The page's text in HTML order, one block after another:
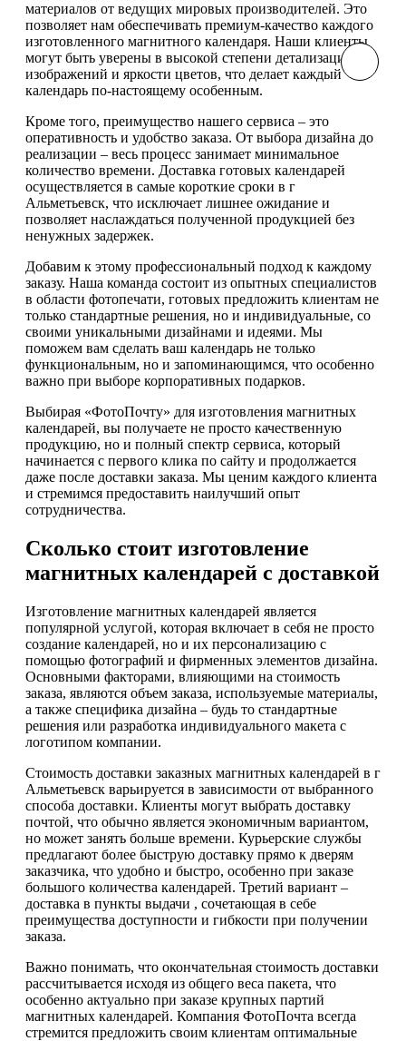
материалов от ведущих мировых производителей. Это
позволяет нам обеспечивать премиум-качество каждого
изготовленного магнитного календаря. Наши клиенты
могут быть уверены в высокой степени детализации
изображений и яркости цветов, что делает каждый
календарь по-настоящему особенным.
Кроме того, преимущество нашего сервиса – это
оперативность и удобство заказа. От выбора дизайна до
реализации – весь процесс занимает минимальное
количество времени. Доставка готовых календарей
осуществляется в самые короткие сроки в г
Альметьевск, что исключает лишнее ожидание и
позволяет наслаждаться полученной продукцией без
ненужных задержек.
Добавим к этому профессиональный подход к каждому
заказу. Наша команда состоит из опытных специалистов
в области фотопечати, готовых предложить клиентам не
только стандартные решения, но и индивидуальные, со
своими уникальными дизайнами и идеями. Мы
поможем вам сделать ваш календарь не только
функциональным, но и запоминающимся, что особенно
важно при выборе корпоративных подарков.
Выбирая «ФотоПочту» для изготовления магнитных
календарей, вы получаете не просто качественную
продукцию, но и полный спектр сервиса, который
начинается с первого клика по сайту и продолжается
даже после доставки заказа. Мы ценим каждого клиента
и стремимся предоставить наилучший опыт
сотрудничества.
Сколько стоит изготовление
магнитных календарей с доставкой
Изготовление магнитных календарей является
популярной услугой, которая включает в себя не просто
создание календарей, но и их персонализацию с
помощью фотографий и фирменных элементов дизайна.
Основными факторами, влияющими на стоимость
заказа, являются объем заказа, используемые материалы,
а также специфика дизайна – будь то стандартные
решения или разработка индивидуального макета с
логотипом компании.
Стоимость доставки заказных магнитных календарей в г
Альметьевск варьируется в зависимости от выбранного
способа доставки. Клиенты могут выбрать доставку
почтой, что обычно является экономичным вариантом,
но может занять больше времени. Курьерские службы
предлагают более быструю доставку прямо к дверям
заказчика, что удобно и быстро, особенно при заказе
большого количества календарей. Третий вариант –
доставка в пункты выдачи , сочетающая в себе
преимущества доступности и гибкости при получении
заказа.
Важно понимать, что окончательная стоимость доставки
рассчитывается исходя из общего веса пакета, что
особенно актуально при заказе крупных партий
магнитных календарей. Компания ФотоПочта всегда
стремится предложить своим клиентам оптимальные